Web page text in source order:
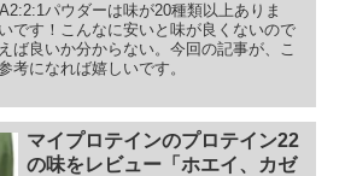
パウダーは味が20種類以上ありま
です！こんなに安いと味が良くないので
良いか分からない。今回の記事が、こ
考になれば嬉しいです。
マイプロテインのプロテイン22
の味をレビュー「ホエイ、カゼ